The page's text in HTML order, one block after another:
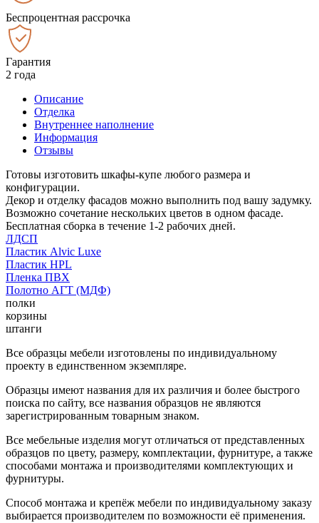
Беспроцентная рассрочка
Гарантия
2 года
Описание
Отделка
Внутреннее наполнение
Информация
Отзывы
Готовы изготовить шкафы-купе любого размера и
конфигурации.
Декор и отделку фасадов можно выполнить под вашу задумку.
Возможно сочетание нескольких цветов в одном фасаде.
Бесплатная сборка в течение 1-2 рабочих дней.
ЛДСП
Пластик Alvic Luxe
Пластик HPL
Пленка ПВХ
Полотно АГТ (МДФ)
полки
корзины
штанги
Все образцы мебели изготовлены по индивидуальному
проекту в единственном экземпляре.
Образцы имеют названия для их различия и более быстрого
поиска по сайту, все названия образцов не являются
зарегистрированным товарным знаком.
Все мебельные изделия могут отличаться от представленных
образцов по цвету, размеру, комплектации, фурнитуре, а также
способами монтажа и производителями комплектующих и
фурнитуры.
Способ монтажа и крепёж мебели по индивидуальному заказу
выбирается производителем по возможности её применения.